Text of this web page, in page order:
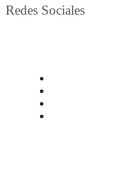
Redes Sociales